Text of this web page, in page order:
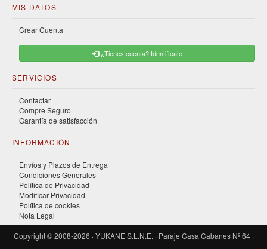
MIS DATOS
Crear Cuenta
¿Tienes cuenta? Identificate
SERVICIOS
Contactar
Compre Seguro
Garantía de satisfacción
INFORMACIÓN
Envíos y Plazos de Entrega
Condiciones Generales
Política de Privacidad
Modificar Privacidad
Política de cookies
Nota Legal
Copyright © 2008-2026 · YUKANE S.L.N.E. · Paraje Casa Cabanes Nº 64 ·